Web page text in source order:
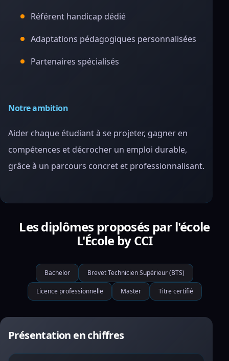
Référent handicap dédié
Adaptations pédagogiques personnalisées
Partenaires spécialisés
Notre ambition
Aider chaque étudiant à se projeter, gagner en
compétences et décrocher un emploi durable,
grâce à un parcours concret et professionnalisant.
Les diplômes proposés par l'école
L'École by CCI
Bachelor Brevet Technicien Supérieur (BTS)
Licence professionnelle Master Titre certifié
Présentation en chiffres